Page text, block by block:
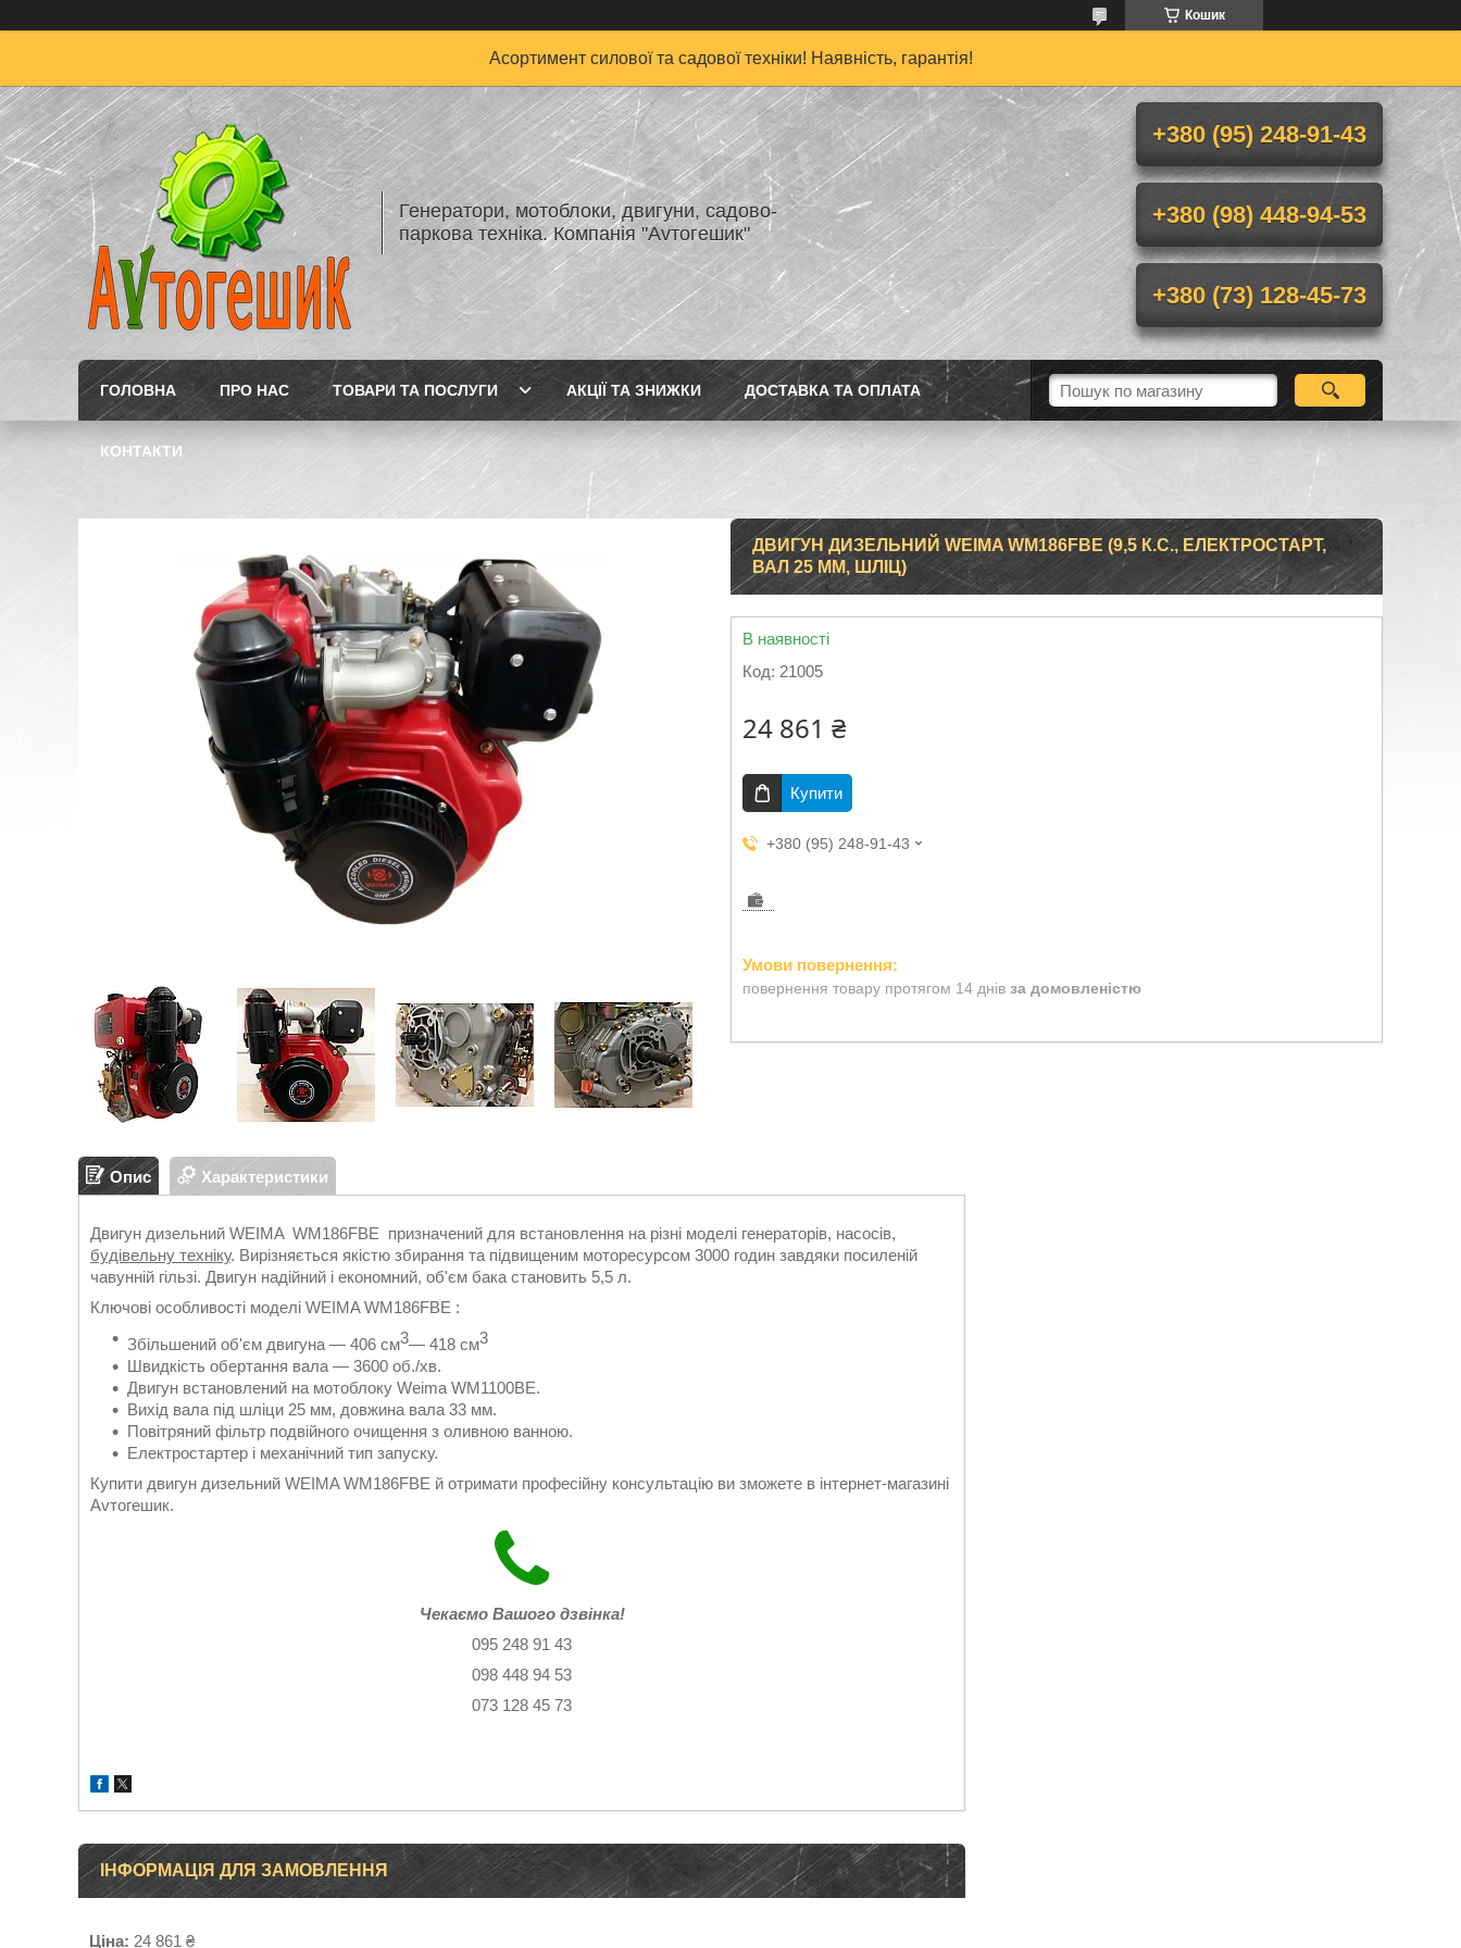
Кошик
Асортимент силової та садової техніки! Наявність, гарантія!
Генератори, мотоблоки, двигуни, садово-
паркова техніка. Компанія "Аvтогешик"
+380 (95) 248-91-43
+380 (98) 448-94-53
+380 (73) 128-45-73
ГОЛОВНА ПРО НАС ТОВАРИ ТА ПОСЛУГИ АКЦІЇ ТА ЗНИЖКИ ДОСТАВКА ТА ОПЛАТА
КОНТАКТИ
ДВИГУН ДИЗЕЛЬНИЙ WEIMA WM186FBE (9,5 К.С., ЕЛЕКТРОСТАРТ,
ВАЛ 25 ММ, ШЛІЦ)
В наявності
Код: 21005
24 861 ₴
Купити
+380 (95) 248-91-43
повернення товару протягом 14 днів за домовленістю
Опис Характеристики
Двигун дизельний WEIMA WM186FBЕ призначений для встановлення на різні моделі генераторів, насосів,
будівельну техніку. Вирізняється якістю збирання та підвищеним моторесурсом 3000 годин завдяки посиленій
чавунній гільзі. Двигун надійний і економний, об'єм бака становить 5,5 л.
Ключові особливості моделі WEIMA WM186FBЕ :
Збільшений об'єм двигуна — 406 см3— 418 см3
Швидкість обертання вала — 3600 об./хв.
Двигун встановлений на мотоблоку Weima WM1100BE.
Вихід вала під шліци 25 мм, довжина вала 33 мм.
Повітряний фільтр подвійного очищення з оливною ванною.
Електростартер і механічний тип запуску.
Купити двигун дизельний WEIMA WM186FBЕ й отримати професійну консультацію ви зможете в інтернет-магазині
Avтогешик.
Чекаємо Вашого дзвінка!
095 248 91 43
098 448 94 53
073 128 45 73
ІНФОРМАЦІЯ ДЛЯ ЗАМОВЛЕННЯ
Ціна: 24 861 ₴